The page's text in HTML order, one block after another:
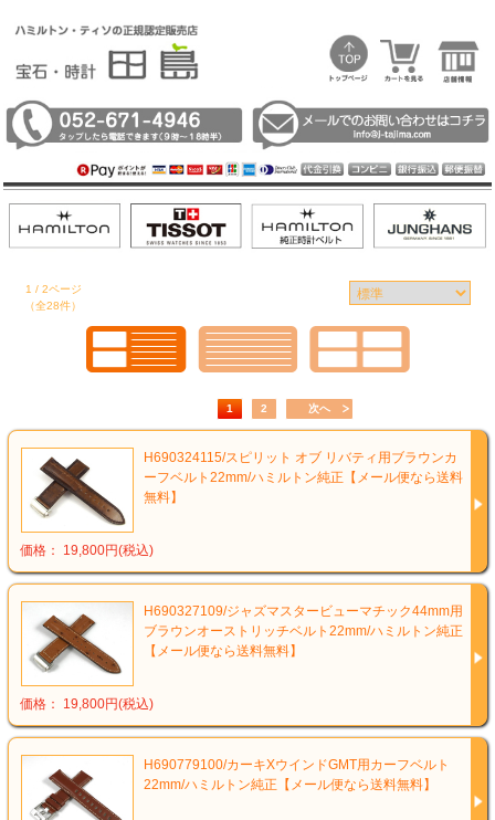
1 / 2ページ
（全28件）
1 2 次へ
H690324115/スピリット オブ リバティ用ブラウンカ
ーフベルト22mm/ハミルトン純正【メール便なら送料
無料】
価格： 19,800円(税込)
H690327109/ジャズマスタービューマチック44mm用
ブラウンオーストリッチベルト22mm/ハミルトン純正
【メール便なら送料無料】
価格： 19,800円(税込)
H690779100/カーキXウインドGMT用カーフベルト
22mm/ハミルトン純正【メール便なら送料無料】